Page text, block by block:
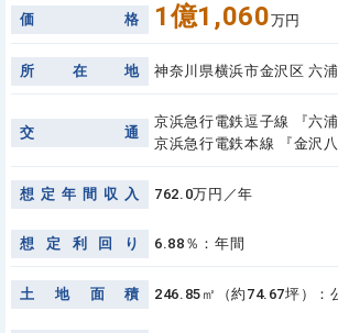
価 格 1億1,060万円
所 在 地 神奈川県横浜市金沢区 六
交 通
京浜急行電鉄逗子線 『六
京浜急行電鉄本線 『金沢
想 定 年 間 収 入 762.0万円／年
想 定 利 回 り 6.88％：年間
土 地 面 積 246.85㎡（約74.67坪）：